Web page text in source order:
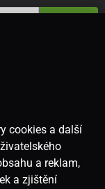
cookies a další
a reklam,
a zjištění